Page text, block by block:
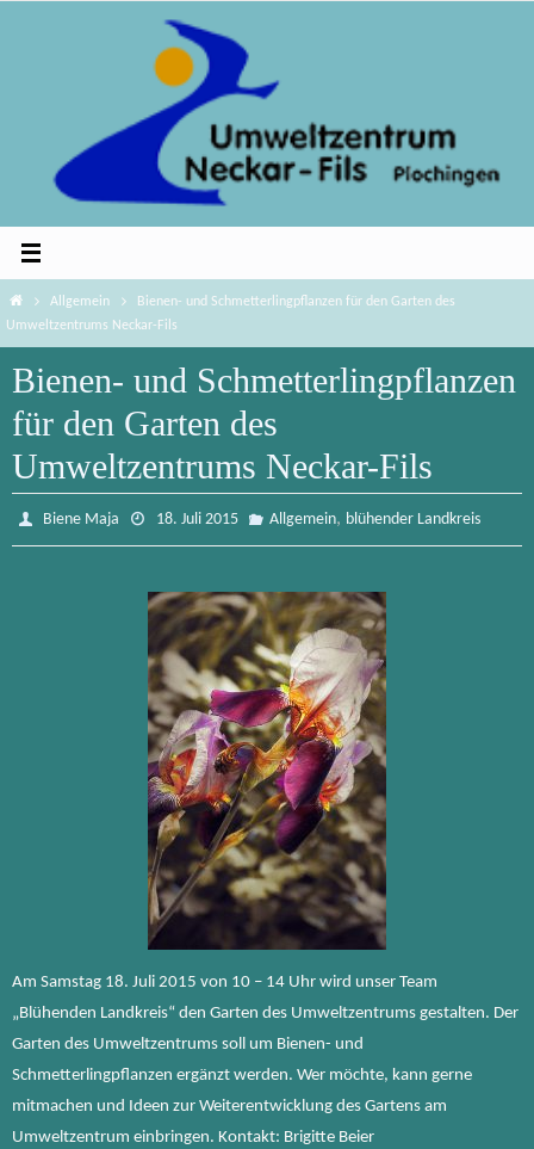
HomeAllgemein
Bienen- und Schmetterlingpflanzen für den Garten des
Umweltzentrums Neckar-Fils
Bienen- und Schmetterlingpflanzen
für den Garten des
Umweltzentrums Neckar-Fils
Biene Maja 18. Juli 2015 Allgemein, blühender Landkreis
Am Samstag 18. Juli 2015 von 10 – 14 Uhr wird unser Team
„Blühenden Landkreis“ den Garten des Umweltzentrums gestalten. Der
Garten des Umweltzentrums soll um Bienen- und
Schmetterlingpflanzen ergänzt werden. Wer möchte, kann gerne
mitmachen und Ideen zur Weiterentwicklung des Gartens am
Umweltzentrum einbringen. Kontakt: Brigitte Beier